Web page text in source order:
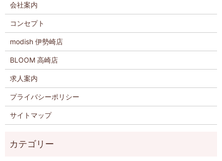
会社案内
コンセプト
modish 伊勢崎店
BLOOM 高崎店
求人案内
プライバシーポリシー
サイトマップ